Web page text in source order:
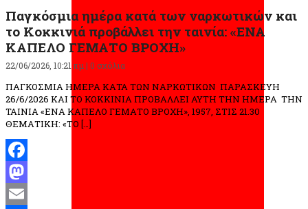
Παγκόσμια ημέρα κατά των ναρκωτικών και
το Κοκκινιά προβάλλει την ταινία: «ΕΝΑ
ΚΑΠΕΛΟ ΓΕΜΑΤΟ ΒΡΟΧΗ»
22/06/2026, 10:21 πμ | 0 σχόλια
ΠΑΓΚΟΣΜΙΑ ΗΜΕΡΑ ΚΑΤΑ ΤΩΝ ΝΑΡΚΩΤΙΚΩΝ ΠΑΡΑΣΚΕΥΗ
26/6/2026 ΚΑΙ ΤΟ ΚΟΚΚΙΝΙΑ ΠΡΟΒΑΛΛΕΙ ΑΥΤΗ ΤΗΝ ΗΜΕΡΑ ΤΗΝ
ΤΑΙΝΙΑ «ΕΝΑ ΚΑΠΕΛΟ ΓΕΜΑΤΟ ΒΡΟΧΗ», 1957, ΣΤΙΣ 21.30
ΘΕΜΑΤΙΚΗ: «ΤΟ […]
Facebook
Mastodon